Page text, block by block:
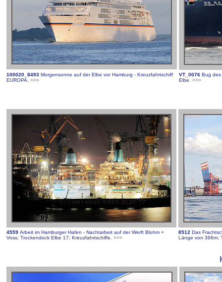
100020_8493 Morgensonne auf der Elbe vor Hamburg - Kreuzfahrtschiff
EUROPA.
>>>
VT_0076 Bug des
Elbe. >>>
4559 Arbeit im Hamburger Hafen - Nachtarbeit auf der Werft Blohm +
Voss; Trockendock Elbe 17; Kreuzfahrtschiffe. >>>
8512 Das
Länge von 366m;